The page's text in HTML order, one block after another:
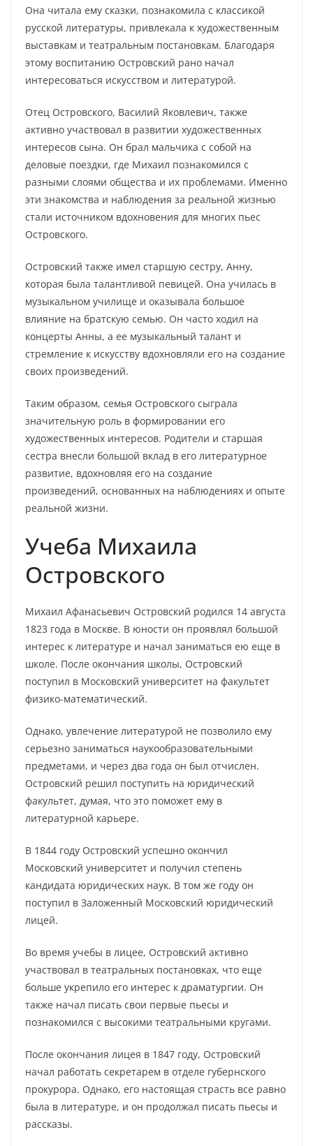
Она читала ему сказки, познакомила с классикой
русской литературы, привлекала к художественным
выставкам и театральным постановкам. Благодаря
этому воспитанию Островский рано начал
интересоваться искусством и литературой.
Отец Островского, Василий Яковлевич, также
активно участвовал в развитии художественных
интересов сына. Он брал мальчика с собой на
деловые поездки, где Михаил познакомился с
разными слоями общества и их проблемами. Именно
эти знакомства и наблюдения за реальной жизнью
стали источником вдохновения для многих пьес
Островского.
Островский также имел старшую сестру, Анну,
которая была талантливой певицей. Она училась в
музыкальном училище и оказывала большое
влияние на братскую семью. Он часто ходил на
концерты Анны, а ее музыкальный талант и
стремление к искусству вдохновляли его на создание
своих произведений.
Таким образом, семья Островского сыграла
значительную роль в формировании его
художественных интересов. Родители и старшая
сестра внесли большой вклад в его литературное
развитие, вдохновляя его на создание
произведений, основанных на наблюдениях и опыте
реальной жизни.
Учеба Михаила
Островского
Михаил Афанасьевич Островский родился 14 августа
1823 года в Москве. В юности он проявлял большой
интерес к литературе и начал заниматься ею еще в
школе. После окончания школы, Островский
поступил в Московский университет на факультет
физико-математический.
Однако, увлечение литературой не позволило ему
серьезно заниматься наукообразовательными
предметами, и через два года он был отчислен.
Островский решил поступить на юридический
факультет, думая, что это поможет ему в
литературной карьере.
В 1844 году Островский успешно окончил
Московский университет и получил степень
кандидата юридических наук. В том же году он
поступил в Заложенный Московский юридический
лицей.
Во время учебы в лицее, Островский активно
участвовал в театральных постановках, что еще
больше укрепило его интерес к драматургии. Он
также начал писать свои первые пьесы и
познакомился с высокими театральными кругами.
После окончания лицея в 1847 году, Островский
начал работать секретарем в отделе губернского
прокурора. Однако, его настоящая страсть все равно
была в литературе, и он продолжал писать пьесы и
рассказы.